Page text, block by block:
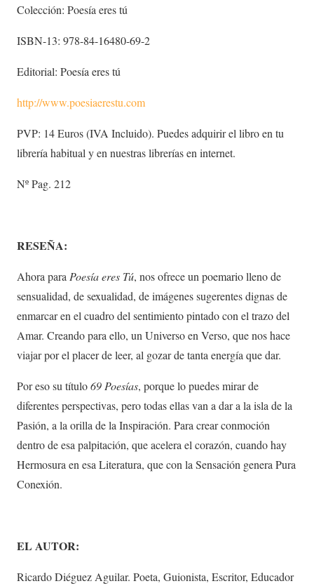
Colección: Poesía eres tú
ISBN-13: 978-84-16480-69-2
Editorial: Poesía eres tú
http://www.poesiaerestu.com
PVP: 14 Euros (IVA Incluido). Puedes adquirir el libro en tu
librería habitual y en nuestras librerías en internet.
Nº Pag. 212
RESEÑA:
Ahora para Poesía eres Tú, nos ofrece un poemario lleno de
sensualidad, de sexualidad, de imágenes sugerentes dignas de
enmarcar en el cuadro del sentimiento pintado con el trazo del
Amar. Creando para ello, un Universo en Verso, que nos hace
viajar por el placer de leer, al gozar de tanta energía que dar.
Por eso su título69 Poesías, porque lo puedes mirar de
diferentes perspectivas, pero todas ellas van a dar a la isla de la
Pasión, a la orilla de la Inspiración. Para crear conmoción
dentro de esa palpitación, que acelera el corazón, cuando hay
Hermosura en esa Literatura, que con la Sensación genera Pura
Conexión.
EL AUTOR:
Ricardo Diéguez Aguilar. Poeta, Guionista, Escritor, Educador